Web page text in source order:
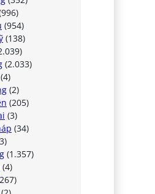
(954)
(138)
(2.033)
(4)
(2)
(205)
(3)
(34)
(1.357)
(4)